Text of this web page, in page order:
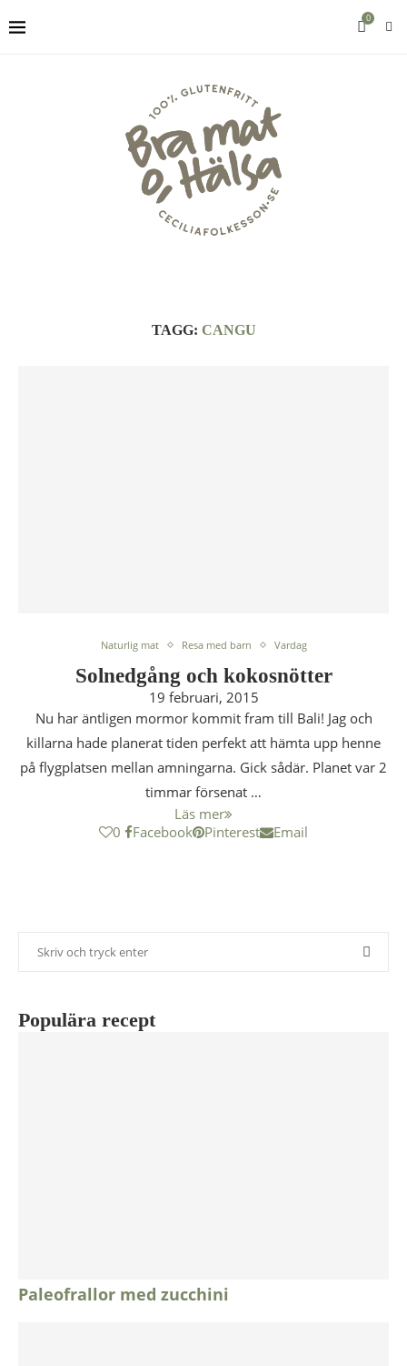
0
TAGG: CANGU
Naturlig mat Resa med barn Vardag
Solnedgång och kokosnötter
19 februari, 2015
Nu har äntligen mormor kommit fram till Bali! Jag och
killarna hade planerat tiden perfekt att hämta upp henne
på flygplatsen mellan amningarna. Gick sådär. Planet var 2
timmar försenat …
Läs mer
0
Facebook Pinterest Email
Populära recept
Paleofrallor med zucchini